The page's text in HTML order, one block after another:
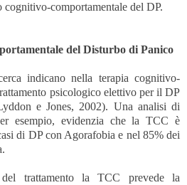
cognitivo-comportamentale del DP.
del Disturbo di Panico
indicano nella terapia cognitivo-
psicologico elettivo per il DP
e Jones, 2002). Una analisi di
esempio, evidenzia che la TCC è
di DP con Agorafobia e nel 85% dei
del trattamento la TCC prevede la